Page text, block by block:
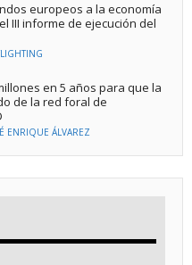
europeos a la economía
III informe de ejecución del
en 5 años para que la
de la red foral de
ENRIQUE ÁLVAREZ